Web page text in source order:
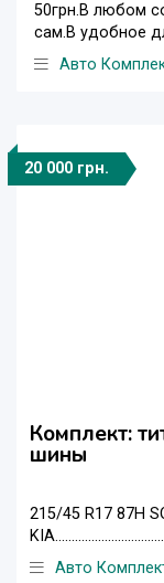
50грн.В любом
сам.В удобное
Авто
20 000 грн.
Комплект:
шины
215/45 R17 87H
Авто